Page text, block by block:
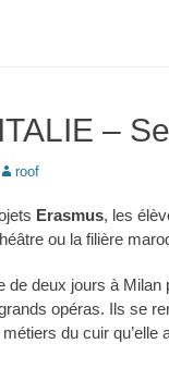
–
roof
Erasmus, les
ou la filière
de deux jours à
opéras. Ils se
du cuir qu’elle